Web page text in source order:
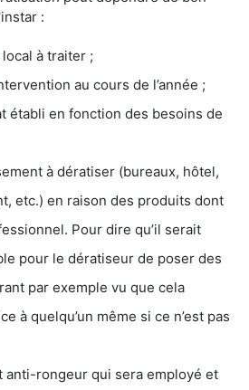
:
à traiter ;
au cours de l’année ;
établi en fonction des besoins de
à dératiser (bureaux, hôtel,
etc.) en raison des produits dont
Pour dire qu’il serait
pour le dératiseur de poser des
par exemple vu que cela
à quelqu’un même si ce n’est pas
anti-rongeur qui sera employé et